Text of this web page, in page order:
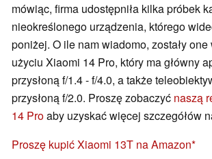
mówiąc, firma udostępniła kilka próbek
nieokreślonego urządzenia, którego
poniżej. O ile nam wiadomo, zostały
użyciu Xiaomi 14 Pro, który ma główny
przysłoną f/1.4 - f/4.0, a także
przysłoną f/2.0. Proszę zobaczyć naszą
14 Proaby uzyskać więcej szczegółów
Proszę kupić Xiaomi 13T na Amazon